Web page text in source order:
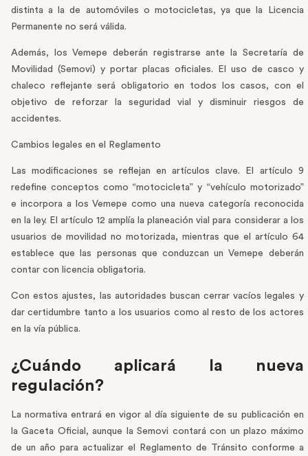
distinta a la de automóviles o motocicletas, ya que la Licencia
Permanente no será válida.
Además, los Vemepe deberán registrarse ante la Secretaría de
Movilidad (Semovi) y portar placas oficiales. El uso de casco y
chaleco reflejante será obligatorio en todos los casos, con el
objetivo de reforzar la seguridad vial y disminuir riesgos de
accidentes.
Cambios legales en el Reglamento
Las modificaciones se reflejan en artículos clave. El artículo 9
redefine conceptos como “motocicleta” y “vehículo motorizado”
e incorpora a los Vemepe como una nueva categoría reconocida
en la ley. El artículo 12 amplía la planeación vial para considerar a los
usuarios de movilidad no motorizada, mientras que el artículo 64
establece que las personas que conduzcan un Vemepe deberán
contar con licencia obligatoria.
Con estos ajustes, las autoridades buscan cerrar vacíos legales y
dar certidumbre tanto a los usuarios como al resto de los actores
en la vía pública.
¿Cuándo aplicará la nueva
regulación?
La normativa entrará en vigor al día siguiente de su publicación en
la Gaceta Oficial, aunque la Semovi contará con un plazo máximo
de un año para actualizar el Reglamento de Tránsito conforme a